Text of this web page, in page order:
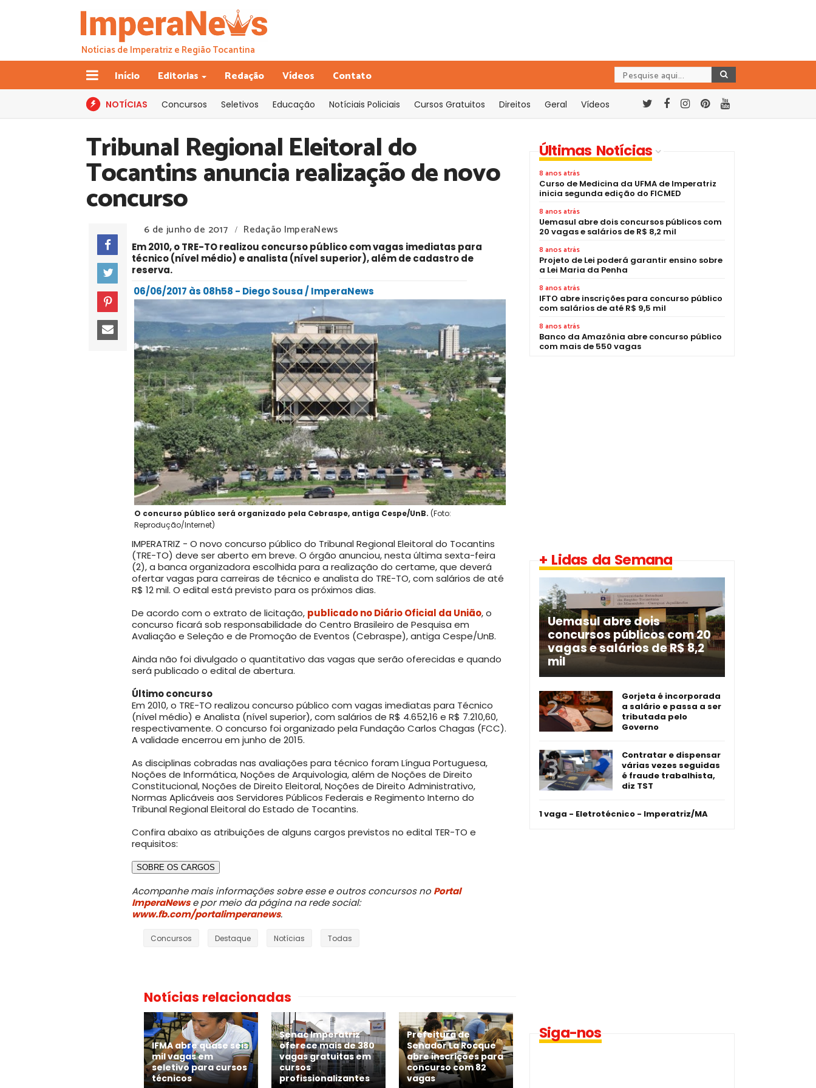
Notícias de Imperatriz e Região Tocantina
Início Editorias Redação Vídeos Contato
NOTÍCIAS Concursos Seletivos Educação Notíciais Policiais Cursos Gratuitos Direitos Geral Vídeos
Tribunal Regional Eleitoral do
Tocantins anuncia realização de novo
concurso
6 de junho de 2017 / Redação ImperaNews
Em 2010, o TRE-TO realizou concurso público com vagas imediatas para
técnico (nível médio) e analista (nível superior), além de cadastro de
reserva.
06/06/2017 às 08h58 - Diego Sousa / ImperaNews
O concurso público será organizado pela Cebraspe, antiga Cespe/UnB. (Foto:
Reprodução/Internet)
IMPERATRIZ - O novo concurso público do Tribunal Regional Eleitoral do Tocantins
(TRE-TO) deve ser aberto em breve. O órgão anunciou, nesta última sexta-feira
(2), a banca organizadora escolhida para a realização do certame, que deverá
ofertar vagas para carreiras de técnico e analista do TRE-TO, com salários de até
R$ 12 mil. O edital está previsto para os próximos dias.
De acordo com o extrato de licitação, publicado no Diário Oficial da União, o
concurso ficará sob responsabilidade do Centro Brasileiro de Pesquisa em
Avaliação e Seleção e de Promoção de Eventos (Cebraspe), antiga Cespe/UnB.
Ainda não foi divulgado o quantitativo das vagas que serão oferecidas e quando
será publicado o edital de abertura.
Último concurso
Em 2010, o TRE-TO realizou concurso público com vagas imediatas para Técnico
(nível médio) e Analista (nível superior), com salários de R$ 4.652,16 e R$ 7.210,60,
respectivamente. O concurso foi organizado pela Fundação Carlos Chagas (FCC).
A validade encerrou em junho de 2015.
As disciplinas cobradas nas avaliações para técnico foram Língua Portuguesa,
Noções de Informática, Noções de Arquivologia, além de Noções de Direito
Constitucional, Noções de Direito Eleitoral, Noções de Direito Administrativo,
Normas Aplicáveis aos Servidores Públicos Federais e Regimento Interno do
Tribunal Regional Eleitoral do Estado de Tocantins.
Confira abaixo as atribuições de alguns cargos previstos no edital TER-TO e
requisitos:
SOBRE OS CARGOS
Acompanhe mais informações sobre esse e outros concursos noPortal
ImperaNewse por meio da página na rede social:
www.fb.com/portalimperanews.
Concursos Destaque Notícias Todas
Notícias relacionadas
IFMA abre quase seis
mil vagas em
seletivo para cursos
técnicos
Senac Imperatriz
oferece mais de 380
vagas gratuitas em
cursos
profissionalizantes
Prefeitura de
Senador La Rocque
abre inscrições para
concurso com 82
vagas
Últimas Notícias
8 anos atrás
Curso de Medicina da UFMA de Imperatriz
inicia segunda edição do FICMED
8 anos atrás
Uemasul abre dois concursos públicos com
20 vagas e salários de R$ 8,2 mil
8 anos atrás
Projeto de Lei poderá garantir ensino sobre
a Lei Maria da Penha
8 anos atrás
IFTO abre inscrições para concurso público
com salários de até R$ 9,5 mil
8 anos atrás
Banco da Amazônia abre concurso público
com mais de 550 vagas
+ Lidas da Semana
Uemasul abre dois
concursos públicos com 20
vagas e salários de R$ 8,2
mil
Gorjeta é incorporada
a salário e passa a ser
tributada pelo
Governo
Contratar e dispensar
várias vezes seguidas
é fraude trabalhista,
diz TST
1 vaga - Eletrotécnico -­ Imperatriz/MA
Siga-nos